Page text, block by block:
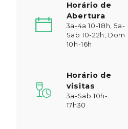
Horário de
Abertura
3a-4a 10-18h, 5a-
Sab 10-22h, Dom
10h-16h
Horário de
visitas
3a-Sab 10h-
17h30